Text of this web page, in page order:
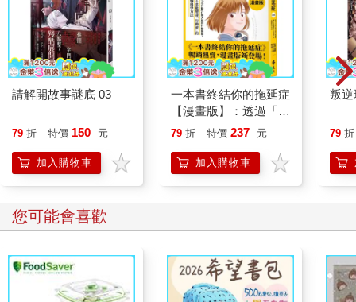
請解開故事謎底 03
79 折 特價 150 元
加入購物車
一本書終結你的拖延症
【漫畫版】：透過「小
行動」打開大腦的行動
「行動派」的37個科
學方法
79 折 特價 237 元
加入購物車
叛逆
79 折
您可能會喜歡